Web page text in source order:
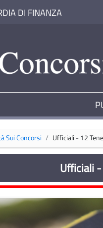
DI FINANZA
Sui Concorsi Ufficiali - 12
Ufficiali